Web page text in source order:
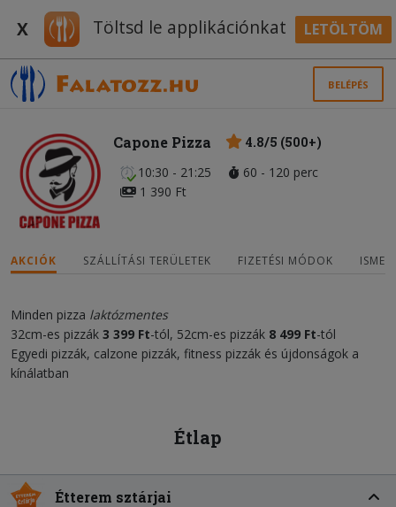
X Töltsd le applikációnkat LETÖLTÖM
BELÉPÉS
Capone Pizza
4.8/5 (500+)
10:30 - 21:25
60 - 120 perc
1 390 Ft
AKCIÓK SZÁLLÍTÁSI TERÜLETEK FIZETÉSI MÓDOK
Minden pizza laktózmentes
32cm-es pizzák 3 399 Ft-tól, 52cm-es pizzák 8 499 Ft-tól
Egyedi pizzák, calzone pizzák, fitness pizzák és újdonságok a
kínálatban
Étlap
Étterem sztárjai